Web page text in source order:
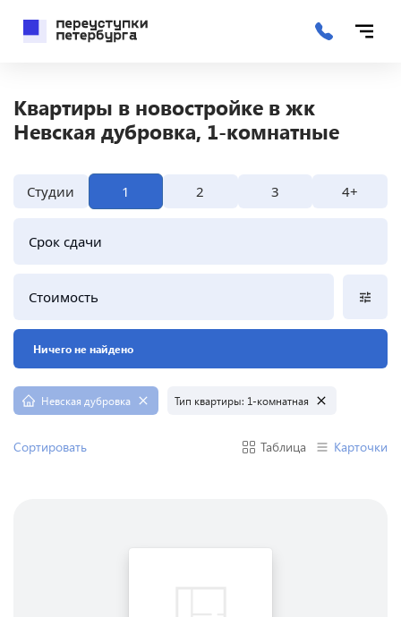
Квартиры в новостройке в жк
Невская дубровка, 1-комнатные
Студии 1 2 3 4+
Срок сдачи
Стоимость
Ничего не найдено
Невская дубровка Тип квартиры: 1-комнатная
Сортировать Таблица Карточки